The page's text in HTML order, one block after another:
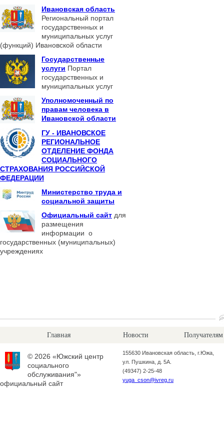
Ивановская область
Региональный портал
государственных и
муниципальных услуг
(функций) Ивановской области
Государственные
услуги Портал
государственных и
муниципальных услуг
Уполномоченный по
правам человека в
Ивановской области
ГУ - ИВАНОВСКОЕ
РЕГИОНАЛЬНОЕ
ОТДЕЛЕНИЕ ФОНДА
СОЦИАЛЬНОГО
СТРАХОВАНИЯ РОССИЙСКОЙ
ФЕДЕРАЦИИ
Министерство труда и
социальной защиты
Официальный сайт для
размещения
информации о
государственных (муниципальных)
учреждениях
Главная Новости Получателям
© 2026 «Южский центр
социального
обслуживания"»
официальный сайт
155630 Ивановская область, г.Южа,
ул. Пушкина, д. 5А.
(49347) 2-25-48
yuga_cson@ivreg.ru